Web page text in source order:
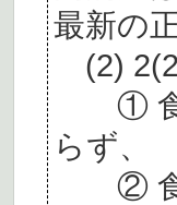
最新の
(2)
① 食品
らず、
② 食